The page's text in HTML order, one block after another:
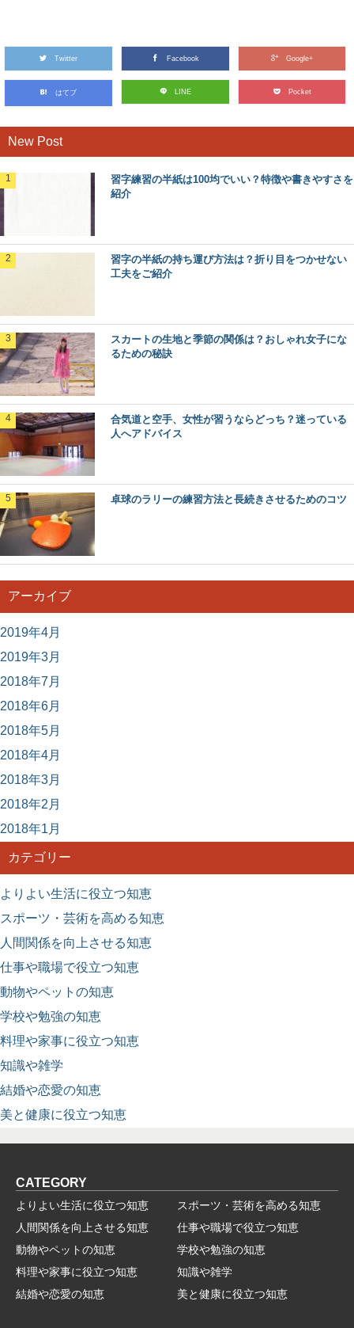
Twitter Facebook Google+
はてブ LINE Pocket
New Post
習字練習の半紙は100均でいい？特徴や書きやすさを
紹介
習字の半紙の持ち運び方法は？折り目をつかせない
工夫をご紹介
スカートの生地と季節の関係は？おしゃれ女子にな
るための秘訣
合気道と空手、女性が習うならどっち？迷っている
人へアドバイス
卓球のラリーの練習方法と長続きさせるためのコツ
アーカイブ
2019年4月
2019年3月
2018年7月
2018年6月
2018年5月
2018年4月
2018年3月
2018年2月
2018年1月
カテゴリー
よりよい生活に役立つ知恵
スポーツ・芸術を高める知恵
人間関係を向上させる知恵
仕事や職場で役立つ知恵
動物やペットの知恵
学校や勉強の知恵
料理や家事に役立つ知恵
知識や雑学
結婚や恋愛の知恵
美と健康に役立つ知恵
CATEGORY
よりよい生活に役立つ知恵
スポーツ・芸術を高める知恵
人間関係を向上させる知恵
仕事や職場で役立つ知恵
動物やペットの知恵
学校や勉強の知恵
料理や家事に役立つ知恵
知識や雑学
結婚や恋愛の知恵
美と健康に役立つ知恵